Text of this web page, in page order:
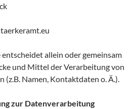
allein oder gemeinsam
und Mittel der Verarbeitung von
(z.B. Namen, Kontaktdaten o. Ä.).
zur Datenverarbeitung